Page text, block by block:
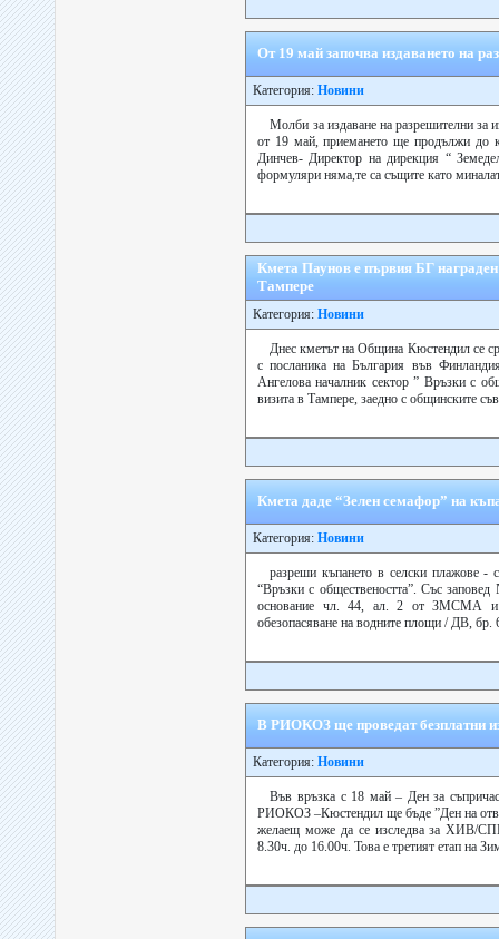
От 19 май започва издаването на
Категория: Новини
Молби за издаване на разрешителни за
от 19 май, приемането ще продължи до
Динчев- Директор на дирекция “
формуляри няма,те са същите като
Кмета Паунов е първия БГ
Тампере
Категория: Новини
Днес кметът на Община Кюстендил се
с посланика на България във
Ангелова началник сектор ” Връзки с
визита в Тампере, заедно с общинските
Кмета даде “Зелен семафор” на
Категория: Новини
разреши къпането в селски плажове
“Връзки с обществеността”. Със
основание чл. 44, ал. 2 от ЗМСМА и
обезопасяване на водните площи / ДВ, бр.
В РИОКОЗ ще проведат безплатни
Категория: Новини
Във връзка с 18 май – Ден за
РИОКОЗ –Кюстендил ще бъде ”Ден на
желаещ може да се изследва за ХИВ/
8.30ч. до 16.00ч. Това е третият етап